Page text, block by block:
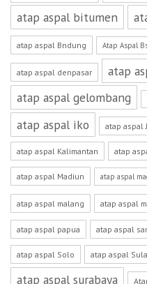
atap aspal bitumen
atap aspal Bndung Atap Aspal
atap aspal denpasar atap
atap aspal gelombang
atap aspal iko atap aspal
atap aspal Kalimantan atap
atap aspal Madiun atap aspal
atap aspal malang atap aspal
atap aspal papua atap aspal
atap aspal Solo atap aspal
atap aspal surabaya